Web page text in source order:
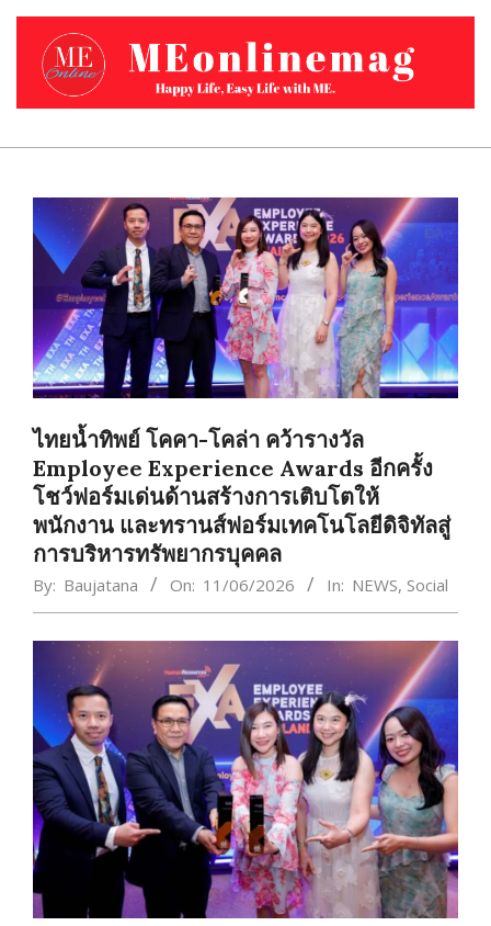
Skip
content
Primary
Menu
ไทยน้ำทิพย์ โคคา-โคล่า คว้ารางวัล
Employee Experience Awards อีกครั้ง
โชว์ฟอร์มเด่นด้านสร้างการเติบโตให้
พนักงาน และทรานส์ฟอร์มเทคโนโลยีดิจิทัลสู่
การบริหารทรัพยากรบุคคล
By: Baujatana On: 11/06/2026 In: NEWS, Social